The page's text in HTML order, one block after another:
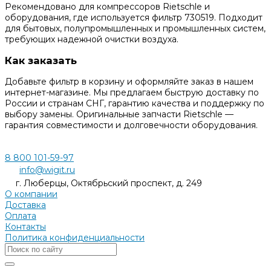
Рекомендовано для компрессоров Rietschle и
оборудования, где используется фильтр 730519. Подходит
для бытовых, полупромышленных и промышленных систем,
требующих надежной очистки воздуха.
Как заказать
Добавьте фильтр в корзину и оформляйте заказ в нашем
интернет-магазине. Мы предлагаем быструю доставку по
России и странам СНГ, гарантию качества и поддержку по
выбору замены. Оригинальные запчасти Rietschle —
гарантия совместимости и долговечности оборудования.
8 800 101-59-97
info@wigit.ru
г. Люберцы, Октябрьский проспект, д. 249
О компании
Доставка
Оплата
Контакты
Политика конфиденциальности